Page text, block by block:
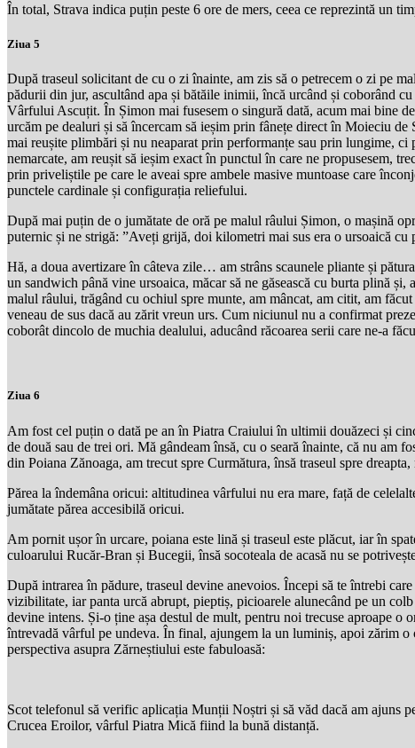
În total, Strava indica puțin peste 6 ore de mers, ceea ce reprezintă un
Ziua 5
După traseul solicitant de cu o zi înainte, am zis să o petrecem o zi pe
pădurii din jur, ascultând apa și bătăile inimii, încă urcând și coborând
Vârfului Ascuțit. În Șimon mai fusesem o singură dată, acum mai bine
urcăm pe dealuri și să încercam să ieșim prin fânețe direct în Moieciu de
mai reușite plimbări și nu neaparat prin performanțe sau prin lungime, ci
nemarcate, am reușit să ieșim exact în punctul în care ne propusesem,
prin priveliștile pe care le aveai spre ambele masive muntoase care
punctele cardinale și configurația reliefului.
După mai puțin de o jumătate de oră pe malul râului Șimon, o mașină
puternic și ne strigă: ”Aveți grijă, doi kilometri mai sus era o ursoaică cu
Hă, a doua avertizare în câteva zile… am strâns scaunele pliante și
un sandwich până vine ursoaica, măcar să ne găsească cu burta plină și,
malul râului, trăgând cu ochiul spre munte, am mâncat, am citit, am
veneau de sus dacă au zărit vreun urs. Cum niciunul nu a confirmat
coborât dincolo de muchia dealului, aducând răcoarea serii care ne-a
Ziua 6
Am fost cel puțin o dată pe an în Piatra Craiului în ultimii douăzeci și
de două sau de trei ori. Mă gândeam însă, cu o seară înainte, că nu am
din Poiana Zănoaga, am trecut spre Curmătura, însă traseul spre
Părea la îndemâna oricui: altitudinea vârfului nu era mare, față de
jumătate părea accesibilă oricui.
Am pornit ușor în urcare, poiana este lină și traseul este plăcut, iar în
culoarului Rucăr-Bran și Bucegii, însă socoteala de acasă nu se
După intrarea în pădure, traseul devine anevoios. Începi să te întrebi
vizibilitate, iar panta urcă abrupt, pieptiș, picioarele alunecând pe un
devine intens. Și-o ține așa destul de mult, pentru noi trecuse aproape o
întrevadă vârful pe undeva. În final, ajungem la un luminiș, apoi zărim o
perspectiva asupra Zărneștiului este fabuloasă:
Scot telefonul să verific aplicația Munții Noștri și să văd dacă am ajuns
Crucea Eroilor, vârful Piatra Mică fiind la bună distanță.